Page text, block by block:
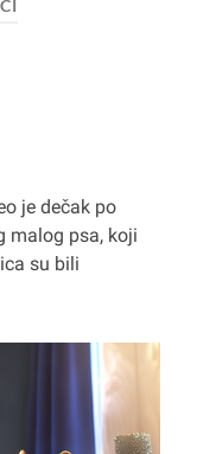
je dečak po
malog psa, koji
su bili